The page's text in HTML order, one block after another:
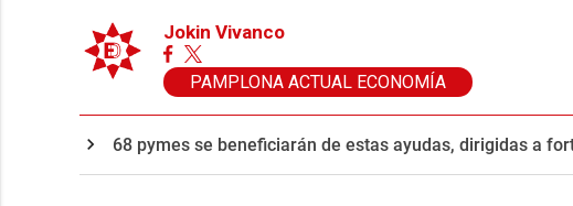
Jokin Vivanco
PAMPLONA ACTUAL ECONOMÍA
68 pymes se beneficiarán de estas ayudas, dirigidas a